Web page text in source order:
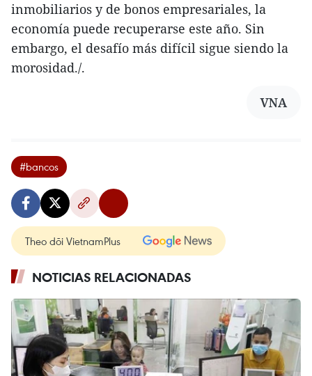
inmobiliarios y de bonos empresariales, la
economía puede recuperarse este año. Sin
embargo, el desafío más difícil sigue siendo la
morosidad./.
VNA
#bancos
Theo dõi VietnamPlus
NOTICIAS RELACIONADAS